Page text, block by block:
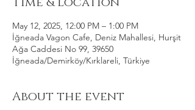
May 12, 2025, 12:00 PM – 1:00 PM
İğneada Vagon Cafe, Deniz Mahallesi, Hurşit
Ağa Caddesi No 99, 39650
İğneada/Demirköy/Kırklareli, Türkiye
About the event